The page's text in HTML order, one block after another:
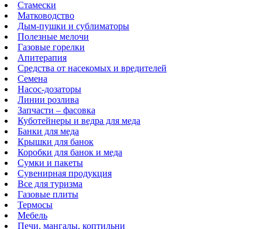
Стамески
Матководство
Дым-пушки и сублиматоры
Полезные мелочи
Газовые горелки
Апитерапия
Средства от насекомых и вредителей
Семена
Насос-дозаторы
Линии розлива
Запчасти – фасовка
Куботейнеры и ведра для меда
Банки для меда
Крышки для банок
Коробки для банок и меда
Сумки и пакеты
Сувенирная продукция
Все для туризма
Газовые плиты
Термосы
Мебель
Печи, мангалы, коптильни